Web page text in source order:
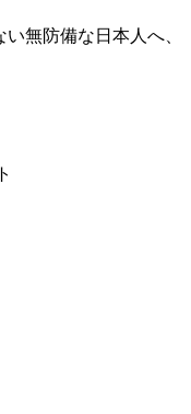
無防備な日本人へ、